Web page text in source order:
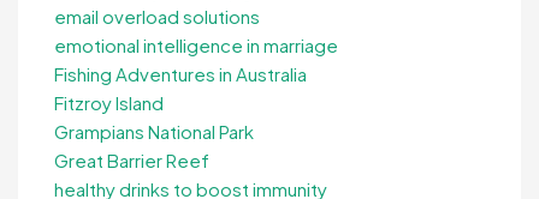
email overload solutions
emotional intelligence in marriage
Fishing Adventures in Australia
Fitzroy Island
Grampians National Park
Great Barrier Reef
healthy drinks to boost immunity